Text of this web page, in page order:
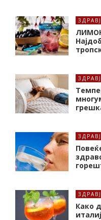
Како